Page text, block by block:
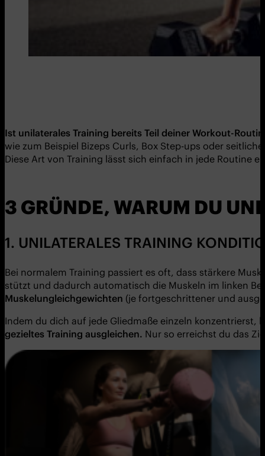
Ist unilaterales Training bereits Teil deiner Workout-
wie zum Beispiel Bizeps Curls, Box Step-ups oder
Diese Art von Training lässt sich einfach in jede Routine
3 GRÜNDE, WARUM DU
1. UNILATERALES TRAINING
Bei normalem Training passiert es oft, dass stärkere
stützt und dadurch automatisch die Muskeln im linken
Muskelungleichgewichten (je fortgeschrittener und
Indem du dich auf jede Gliedmaße einzeln
gezieltes Training ausgleichen. Nur so erreichst du das